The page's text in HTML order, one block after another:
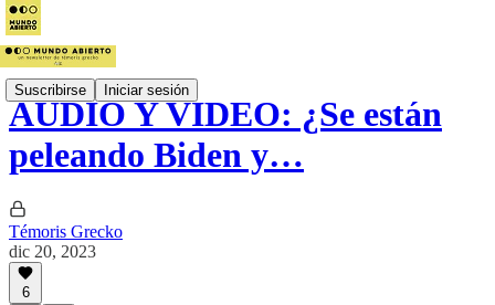
Suscribirse Iniciar sesión
AUDIO Y VIDEO: ¿Se están
peleando Biden y…
Témoris Grecko
dic 20, 2023
6